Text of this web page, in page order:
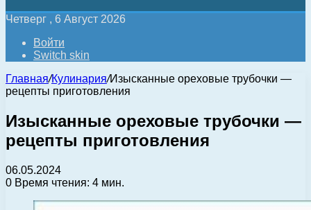
Четверг , 6 Август 2026
Войти
Switch skin
Главная/Кулинария/Изысканные ореховые трубочки —
рецепты приготовления
Изысканные ореховые трубочки —
рецепты приготовления
06.05.2024
0 Время чтения: 4 мин.